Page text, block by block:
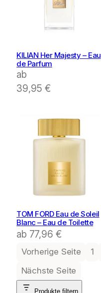
KILIAN Her Majesty – Eau
de Parfum
ab
39,95€
TOM FORD Eau de Soleil
Blanc – Eau de Toilette
ab 77,96 €
Vorherige Seite 1
Nächste Seite
Produkte filtern